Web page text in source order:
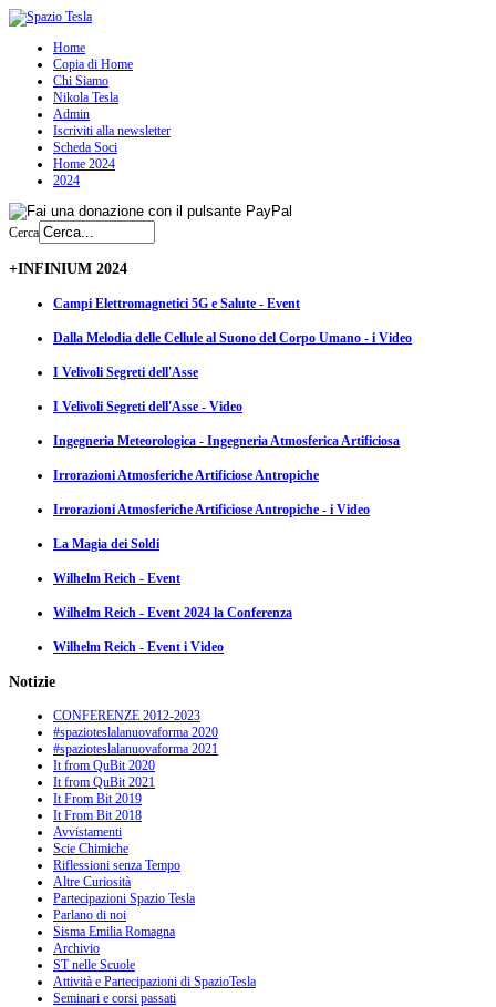
Home
Copia di Home
Chi Siamo
Nikola Tesla
Admin
Iscriviti alla newsletter
Scheda Soci
Home 2024
2024
Cerca
+INFINIUM 2024
Campi Elettromagnetici 5G e Salute - Event
Dalla Melodia delle Cellule al Suono del Corpo Umano - i Video
I Velivoli Segreti dell'Asse
I Velivoli Segreti dell'Asse - Video
Ingegneria Meteorologica - Ingegneria Atmosferica Artificiosa
Irrorazioni Atmosferiche Artificiose Antropiche
Irrorazioni Atmosferiche Artificiose Antropiche - i Video
La Magia dei Soldi
Wilhelm Reich - Event
Wilhelm Reich - Event 2024 la Conferenza
Wilhelm Reich - Event i Video
Notizie
CONFERENZE 2012-2023
#spazioteslalanuovaforma 2020
#spazioteslalanuovaforma 2021
It from QuBit 2020
It from QuBit 2021
It From Bit 2019
It From Bit 2018
Avvistamenti
Scie Chimiche
Riflessioni senza Tempo
Altre Curiosità
Partecipazioni Spazio Tesla
Parlano di noi
Sisma Emilia Romagna
Archivio
ST nelle Scuole
Attività e Partecipazioni di SpazioTesla
Seminari e corsi passati